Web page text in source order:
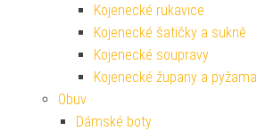
Kojenecké rukavice
Kojenecké šatičky a sukně
Kojenecké soupravy
Kojenecké župany a pyžama
Obuv
Dámské boty